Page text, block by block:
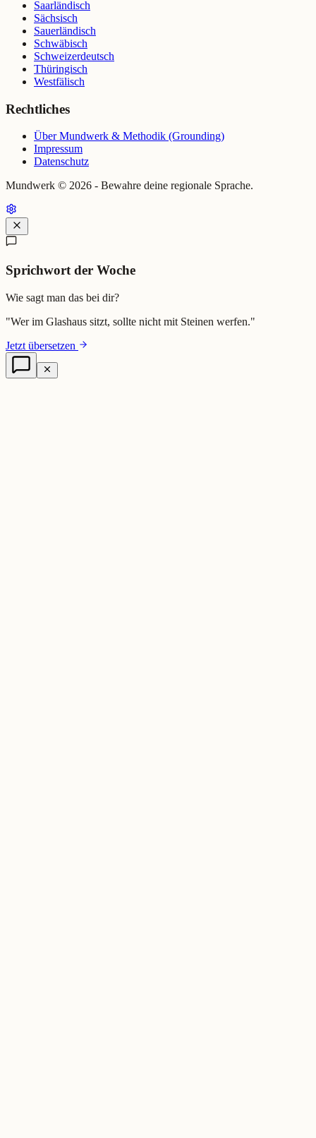
Saarländisch
Sächsisch
Sauerländisch
Schwäbisch
Schweizerdeutsch
Thüringisch
Westfälisch
Rechtliches
Über Mundwerk & Methodik (Grounding)
Impressum
Datenschutz
Mundwerk © 2026 - Bewahre deine regionale Sprache.
Sprichwort der Woche
Wie sagt man das bei dir?
"Wer im Glashaus sitzt, sollte nicht mit Steinen werfen."
Jetzt übersetzen